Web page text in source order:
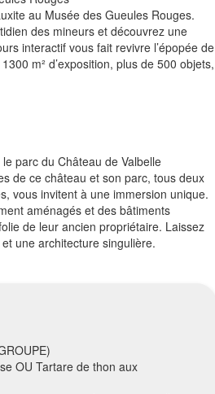
au Musée des Gueules Rouges.
des mineurs et découvrez une
interactif vous fait revivre l’épopée de
m² d’exposition, plus de 500 objets,
parc du Château de Valbelle
de ce château et son parc, tous deux
vous invitent à une immersion unique.
aménagés et des bâtiments
de leur ancien propriétaire. Laissez
une architecture singulière.
OU Tartare de thon aux